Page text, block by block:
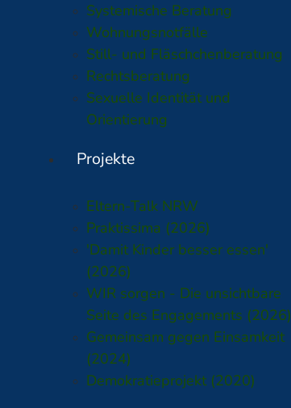
Systemische Beratung
Wohnungsnotfälle
Still- und Fläschchenberatung
Rechtsberatung
Sexuelle Identität und
Orientierung
Projekte
Eltern-Talk NRW
Praktissima (2026)
'Damit Kinder besser essen'
(2026)
WIR sorgen - Die unsichtbare
Seite des Engagements (2026)
Gemeinsam gegen Einsamkeit
(2024)
Demokratieprojekt (2020)